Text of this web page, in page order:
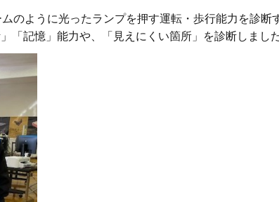
のように光ったランプを押す運転・歩行能力を診断
「記憶」能力や、「見えにくい箇所」を診断しました